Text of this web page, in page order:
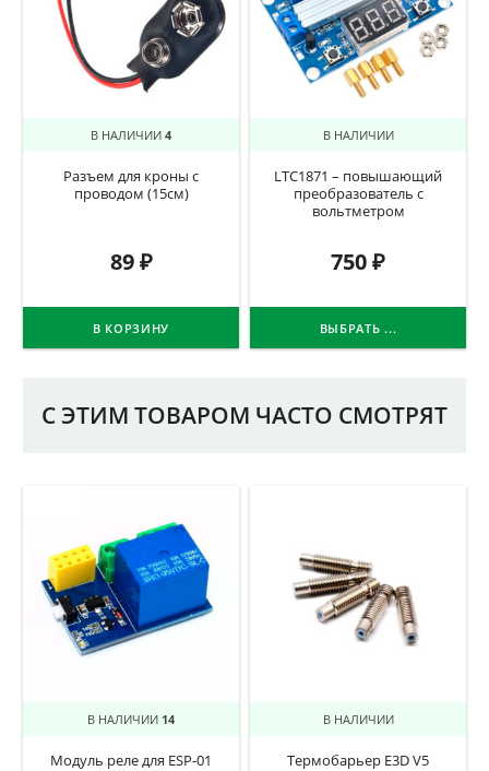
В НАЛИЧИИ 4
Разъем для кроны с
проводом (15см)
89₽
В КОРЗИНУ
В НАЛИЧИИ
LTC1871 – повышающий
преобразователь с
вольтметром
750₽
ВЫБРАТЬ ...
С ЭТИМ ТОВАРОМ ЧАСТО СМОТРЯТ
В НАЛИЧИИ 14
Модуль реле для ESP-01
В НАЛИЧИИ
Термобарьер E3D V5